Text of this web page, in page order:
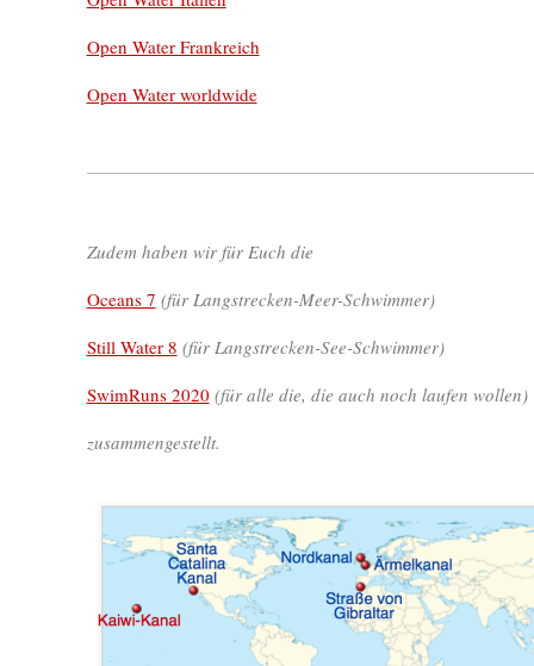
Open Water Frankreich
Open Water worldwide
Zudem haben wir für Euch die
Oceans 7 (für Langstrecken-Meer-Schwimmer)
Still Water 8 (für Langstrecken-See-Schwimmer)
SwimRuns 2020 (für alle die, die auch noch laufen wollen)
zusammengestellt.